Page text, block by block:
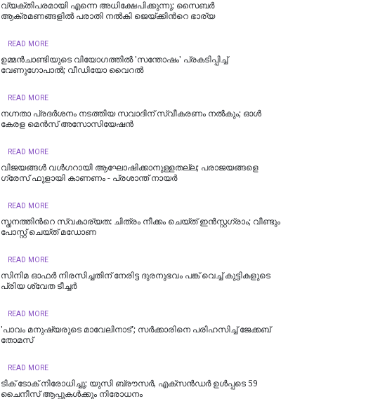
വ്യക്തിപരമായി എന്നെ അധിക്ഷേപിക്കുന്നു; സൈബർ
ആക്രമണങ്ങളിൽ പരാതി നൽകി ജെയ്ക്കിന്‍റെ ഭാര്യ
READ MORE
ഉമ്മന്‍ചാണ്ടിയുടെ വിയോഗത്തില്‍ 'സന്തോഷം' പ്രകടിപ്പിച്ച്
വേണുഗോപാല്‍; വീ‍ഡിയോ വൈറല്‍
READ MORE
നഗ്നതാ പ്രദര്‍ശനം നടത്തിയ സവാദിന് സ്വീകരണം നല്‍കും; ഓൾ
കേരള മെൻസ് അസോസിയേഷൻ
READ MORE
വിജയങ്ങൾ വൾഗറായി ആഘോഷിക്കാനുള്ളതല്ല; പരാജയങ്ങളെ
ഗ്രേസ് ഫുളായി കാണണം - പ്രശാന്ത് നായർ
READ MORE
സ്തനത്തിന്‍റെ സ്വകാര്യത: ചിത്രം നീക്കം ചെയ്ത് ഇൻസ്റ്റഗ്രാം; വീണ്ടും
പോസ്റ്റ് ചെയ്ത് മഡോണ
READ MORE
സിനിമ ഓഫര്‍ നിരസിച്ചതിന് നേരിട്ട ദുരനുഭവം പങ്ക് വെച്ച് കുട്ടികളുടെ
പ്രിയ ശ്വേത ടീച്ചര്‍
READ MORE
'പാവം മനുഷ്യരുടെ മാവേലിനാട്'; സർക്കാരിനെ പരിഹസിച്ച് ജേക്കബ്
തോമസ്
READ MORE
ടിക് ടോക് നിരോധിച്ചു; യുസി ബ്രൗസര്‍, എക്‌സന്‍ഡര്‍ ഉള്‍പ്പടെ 59
ചൈനീസ് ആപ്പുകള്‍ക്കും നിരോധനം